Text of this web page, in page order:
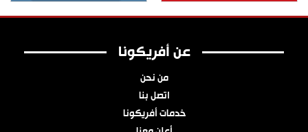
عن أفريكونا
من نحن
اتصل بنا
خدمات أفريكونا